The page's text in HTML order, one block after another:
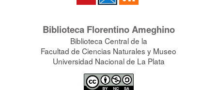
Biblioteca Florentino Ameghino
Biblioteca Central de la
Facultad de Ciencias Naturales y Museo
Universidad Nacional de La Plata